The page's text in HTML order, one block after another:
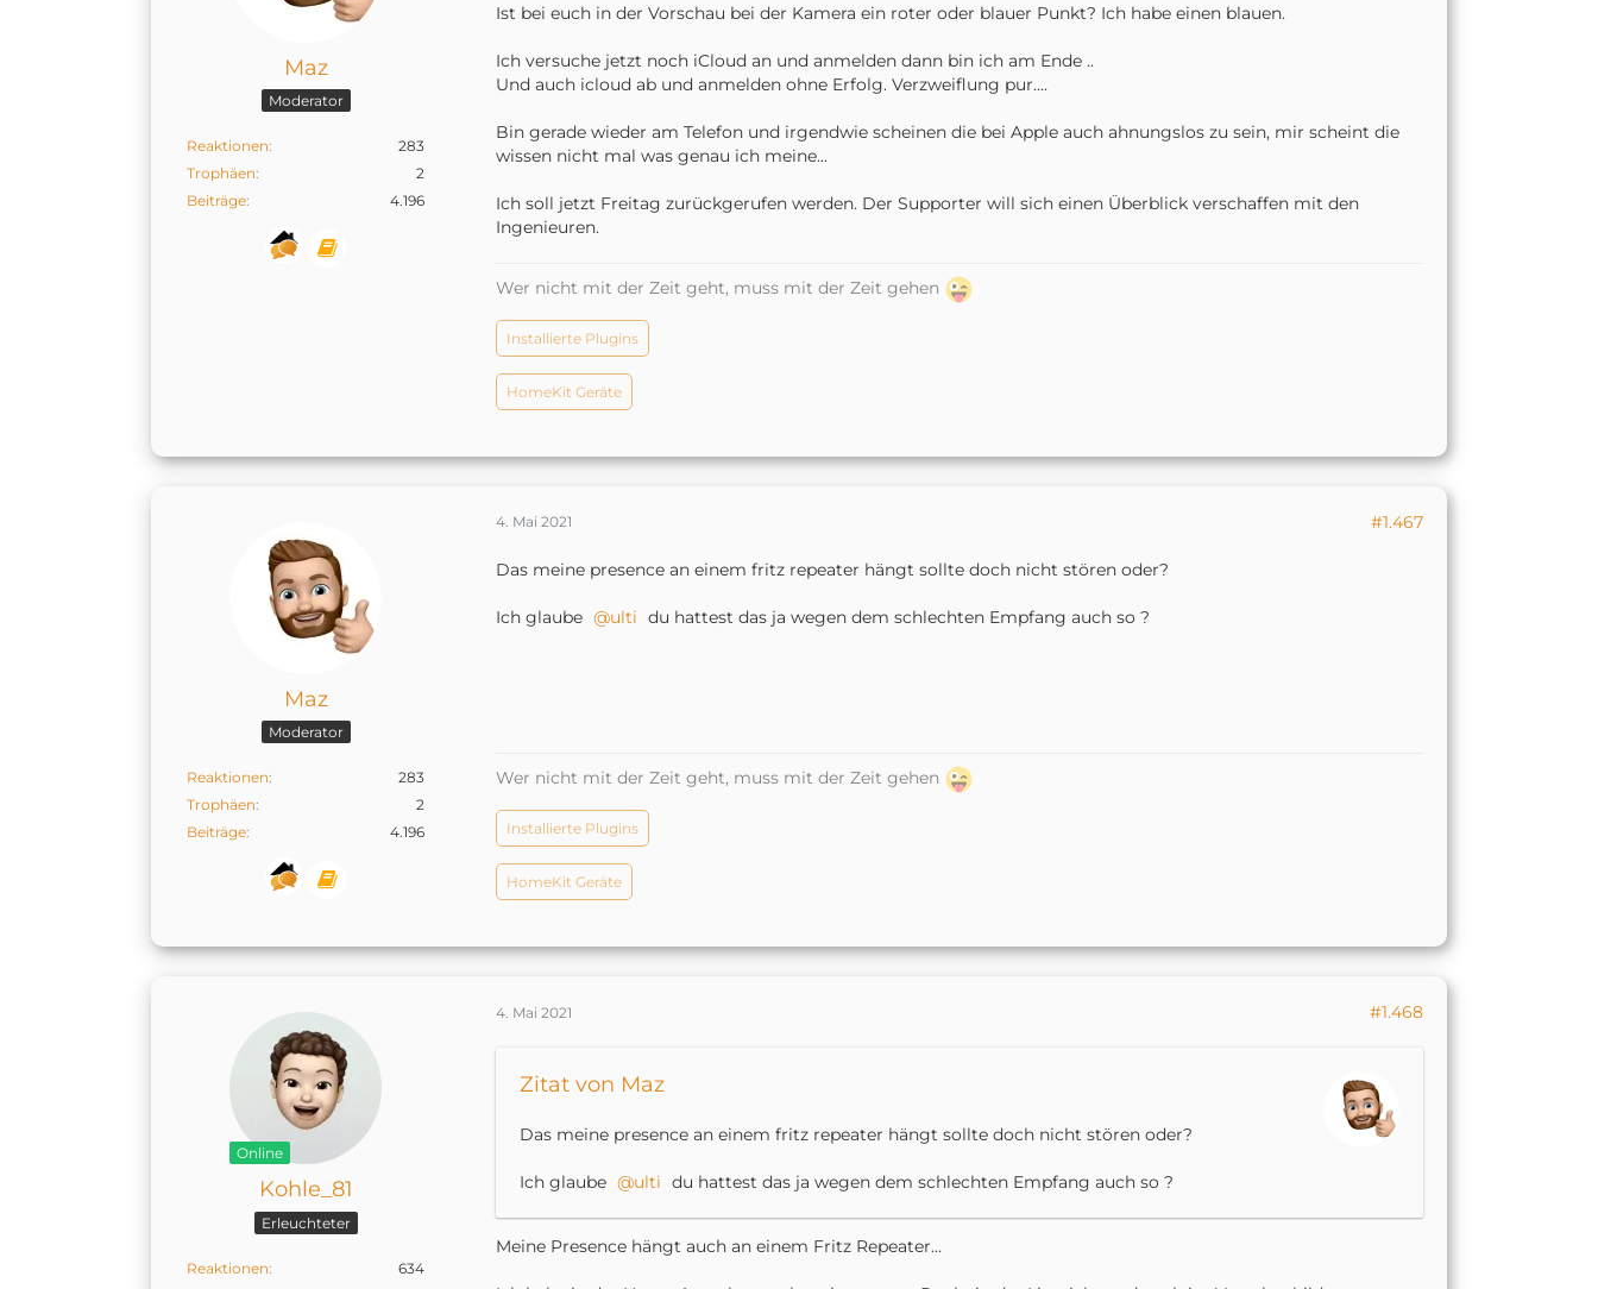
Maz
Moderator
Reaktionen
283
Trophäen
2
Beiträge
4.196
Ist bei euch in der Vorschau bei der Kamera ein roter oder blauer Punkt? Ich habe einen blauen.
Ich versuche jetzt noch iCloud an und anmelden dann bin ich am Ende ..
Und auch icloud ab und anmelden ohne Erfolg. Verzweiflung pur....
Bin gerade wieder am Telefon und irgendwie scheinen die bei Apple auch ahnungslos zu sein, mir scheint die
wissen nicht mal was genau ich meine...
Ich soll jetzt Freitag zurückgerufen werden. Der Supporter will sich einen Überblick verschaffen mit den
Ingenieuren.
Wer nicht mit der Zeit geht, muss mit der Zeit gehen
Installierte Plugins
HomeKit Geräte
Maz
Moderator
Reaktionen
283
Trophäen
2
Beiträge
4.196
4. Mai 2021 #1.467
Das meine presence an einem fritz repeater hängt sollte doch nicht stören oder?
Ich glaube ulti du hattest das ja wegen dem schlechten Empfang auch so ?
Wer nicht mit der Zeit geht, muss mit der Zeit gehen
Installierte Plugins
HomeKit Geräte
Online
Kohle_81
Erleuchteter
Reaktionen
634
4. Mai 2021 #1.468
Zitat von Maz
Das meine presence an einem fritz repeater hängt sollte doch nicht stören oder?
Ich glaube ulti du hattest das ja wegen dem schlechten Empfang auch so ?
Meine Presence hängt auch an einem Fritz Repeater...